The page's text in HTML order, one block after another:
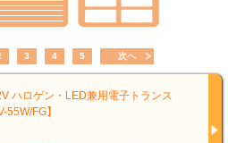
3 4 5 次へ
ハロゲン・LED兼用電子トランス
55W/FG】